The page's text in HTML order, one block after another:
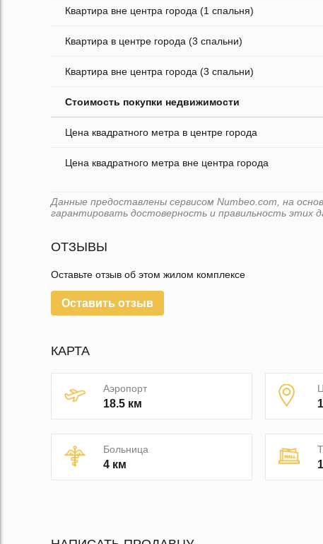
Квартира вне центра города (1 спальня)
Квартира в центре города (3 спальни)
Квартира вне центра города (3 спальни)
Стоимость покупки недвижимости
Цена квадратного метра в центре города
Цена квадратного метра вне центра города
Данные предоставлены сервисом Numbeo.com, на
гарантировать достоверность и правильность этих
ОТЗЫВЫ
Оставьте отзыв об этом жилом комплексе
Оставить отзыв
КАРТА
Аэропорт
18.5 км
Больница
4 км